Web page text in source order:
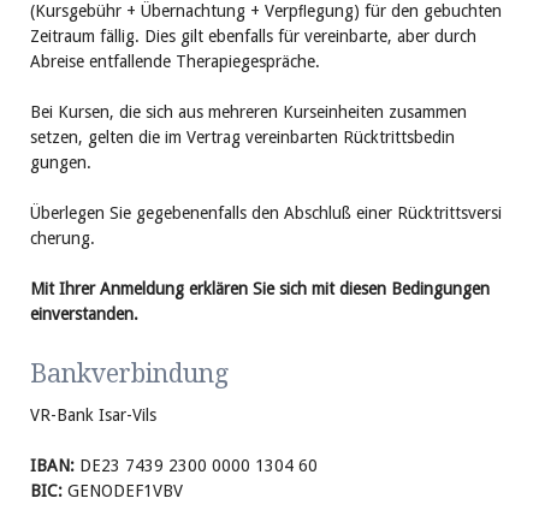
(Kursgebühr + Übernachtung + Verpﬂegung) für den gebuchten
Zeitraum fällig. Dies gilt ebenfalls für vereinbarte, aber durch
Abreise entfallende Therapiegespräche.
Bei Kursen, die sich aus mehreren Kurseinheiten zusammen
setzen, gelten die im Vertrag vereinbarten Rücktrittsbedin
gungen.
Überlegen Sie gegebenenfalls den Abschluß einer Rücktrittsversi
cherung.
Mit Ihrer Anmel­dung erklären Sie sich mit diesen Bedin­gungen
ein­ver­standen.
Bankverbindung
VR-Bank Isar-Vils
IBAN: DE23 7439 2300 0000 1304 60
BIC: GENODEF1VBV